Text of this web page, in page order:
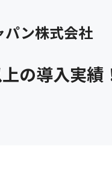
パン株式会社
の導入実